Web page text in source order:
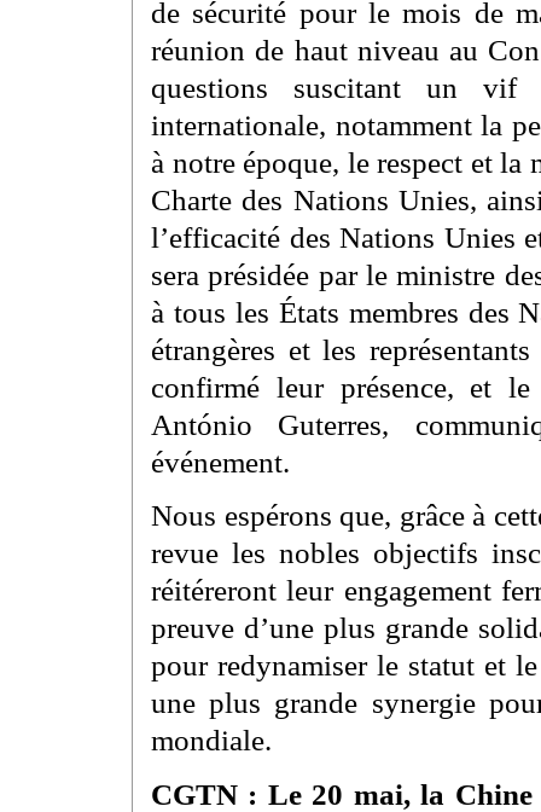
de sécurité pour le mois de
réunion de haut niveau au
questions suscitant un
internationale, notamment la
à notre époque, le respect et
Charte des Nations Unies,
l’efficacité des Nations Unies
sera présidée par le ministre
à tous les États membres des
étrangères et les
confirmé leur présence, et
António Guterres,
événement.
Nous espérons que, grâce à
revue les nobles objectifs
réitéreront leur engagement
preuve d’une plus grande
pour redynamiser le statut et
une plus grande synergie
mondiale.
CGTN : Le 20 mai, la